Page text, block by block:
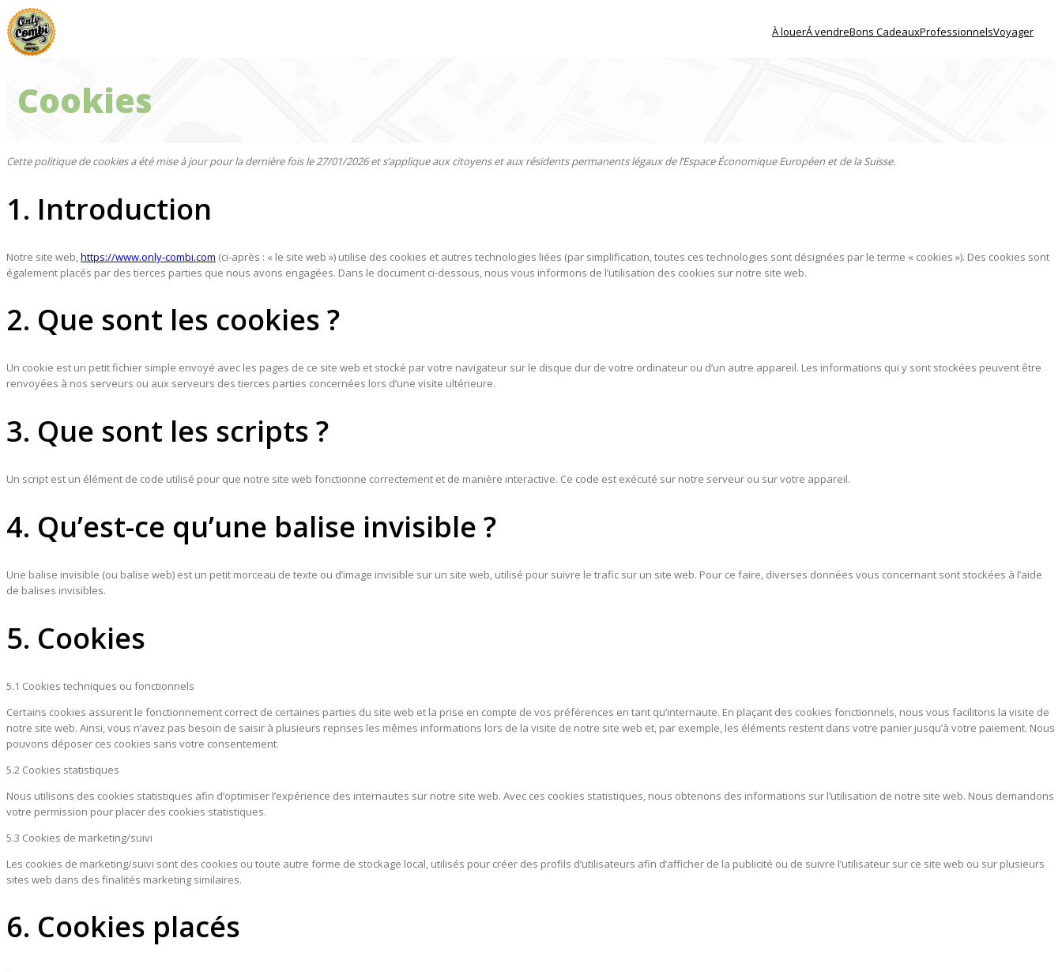
Aller
au
contenu
À louerÁ vendreBons CadeauxProfessionnelsVoyager
Cookies
Cette politique de cookies a été mise à jour pour la dernière fois le 27/01/2026 et s’applique aux citoyens et aux résidents permanents légaux de l’Espace Économique Européen et de la Suisse.
1. Introduction
Notre site web, https://www.only-combi.com (ci-après : « le site web ») utilise des cookies et autres technologies liées (par simplification, toutes ces technologies sont désignées par le terme « cookies »). Des cookies sont
également placés par des tierces parties que nous avons engagées. Dans le document ci-dessous, nous vous informons de l’utilisation des cookies sur notre site web.
2. Que sont les cookies ?
Un cookie est un petit fichier simple envoyé avec les pages de ce site web et stocké par votre navigateur sur le disque dur de votre ordinateur ou d’un autre appareil. Les informations qui y sont stockées peuvent être
renvoyées à nos serveurs ou aux serveurs des tierces parties concernées lors d’une visite ultérieure.
3. Que sont les scripts ?
Un script est un élément de code utilisé pour que notre site web fonctionne correctement et de manière interactive. Ce code est exécuté sur notre serveur ou sur votre appareil.
4. Qu’est-ce qu’une balise invisible ?
Une balise invisible (ou balise web) est un petit morceau de texte ou d’image invisible sur un site web, utilisé pour suivre le trafic sur un site web. Pour ce faire, diverses données vous concernant sont stockées à l’aide
de balises invisibles.
5. Cookies
5.1 Cookies techniques ou fonctionnels
Certains cookies assurent le fonctionnement correct de certaines parties du site web et la prise en compte de vos préférences en tant qu’internaute. En plaçant des cookies fonctionnels, nous vous facilitons la visite de
notre site web. Ainsi, vous n’avez pas besoin de saisir à plusieurs reprises les mêmes informations lors de la visite de notre site web et, par exemple, les éléments restent dans votre panier jusqu’à votre paiement. Nous
pouvons déposer ces cookies sans votre consentement.
5.2 Cookies statistiques
Nous utilisons des cookies statistiques afin d’optimiser l’expérience des internautes sur notre site web. Avec ces cookies statistiques, nous obtenons des informations sur l’utilisation de notre site web. Nous demandons
votre permission pour placer des cookies statistiques.
5.3 Cookies de marketing/suivi
Les cookies de marketing/suivi sont des cookies ou toute autre forme de stockage local, utilisés pour créer des profils d’utilisateurs afin d’afficher de la publicité ou de suivre l’utilisateur sur ce site web ou sur plusieurs
sites web dans des finalités marketing similaires.
6. Cookies placés